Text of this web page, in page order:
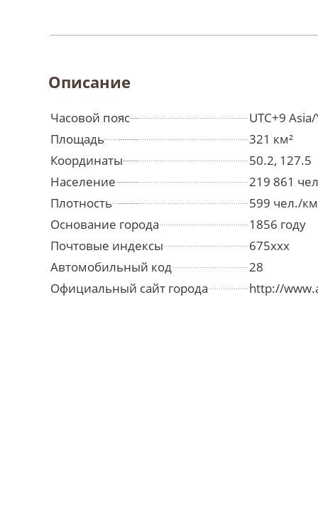
Описание
Часовой пояс
UTC+9
Площадь
321 км²
Координаты
50.2, 127.5
Население
219 861
Плотность
599 чел./
Основание города
1856 году
Почтовые индексы
675xxx
Автомобильный код
28
Официальный сайт города
http://